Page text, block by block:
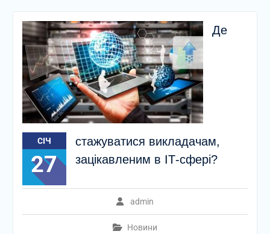
СІЧ
27
Де
стажуватися викладачам,
зацікавленим в ІТ-сфері?
admin
Новини